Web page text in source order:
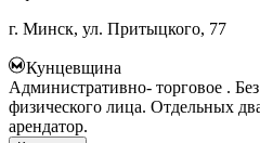
г. Минск, ул. Притыцкого, 77
Кунцевщина
Административно- торговое .
физического лица. Отдельных
арендатор.